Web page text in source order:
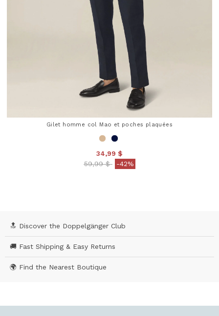
Gilet homme col Mao et poches plaquées
34,99 $
Price reduced from
59,99 $to-42%
🔝 Discover the Doppelgänger Club
🚚 Fast Shipping & Easy Returns
🌍 Find the Nearest Boutique